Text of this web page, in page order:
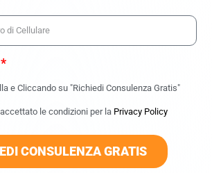
e Cliccando su "Richiedi Consulenza Gratis"
le condizioni per la Privacy Policy
CONSULENZA GRATIS